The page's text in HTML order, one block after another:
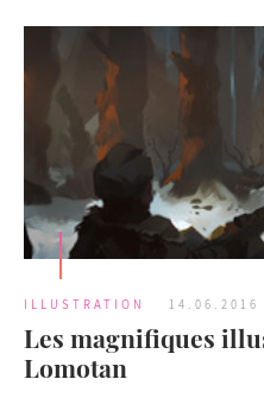
ILLUSTRATION 14.06.2016
Les magnifiques
Lomotan